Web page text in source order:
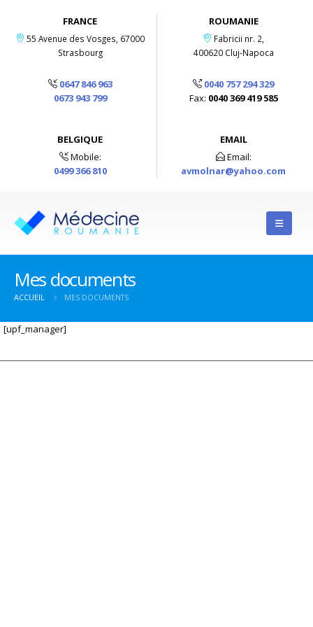
FRANCE
55 Avenue des Vosges, 67000
Strasbourg
0647 846 963
0673 943 799
ROUMANIE
Fabricii nr. 2,
400620 Cluj-Napoca
0040 757 294 329
Fax: 0040 369 419 585
BELGIQUE
Mobile:
0499 366 810
EMAIL
Email:
avmolnar@yahoo.com
Mes documents
ACCUEIL MES DOCUMENTS
[upf_manager]